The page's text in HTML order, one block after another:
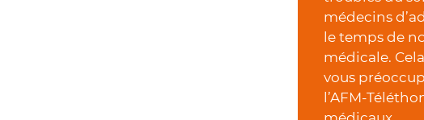
médecins
le temps de
médicale.
vous
l’AFM-